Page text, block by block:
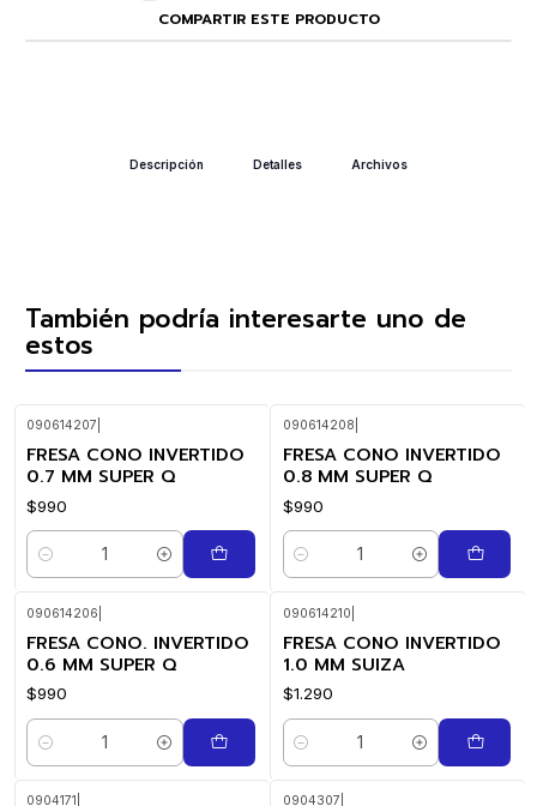
COMPARTIR ESTE PRODUCTO
Descripción Detalles Archivos
También podría interesarte uno de
estos
090614207
FRESA CONO INVERTIDO
0.7 MM SUPER Q
$990
Cantidad
090614208
FRESA CONO INVERTIDO
0.8 MM SUPER Q
$990
Cantidad
090614206
FRESA CONO. INVERTIDO
0.6 MM SUPER Q
$990
Cantidad
090614210
FRESA CONO INVERTIDO
1.0 MM SUIZA
$1.290
Cantidad
0904171 0904307